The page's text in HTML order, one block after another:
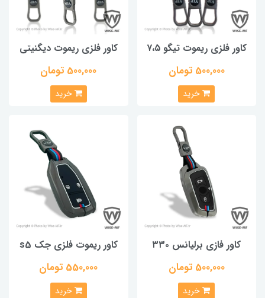
کاور فلزی ریموت تیگو ۷،۵
500,000 تومان
خرید
کاور فلزی ریموت دیگنیتی
500,000 تومان
خرید
کاور فازی برلیانس ۳۳۰
500,000 تومان
خرید
کاور ریموت فلزی جک s5
550,000 تومان
خرید